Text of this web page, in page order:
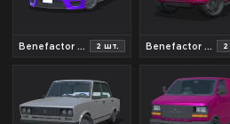
Benefactor Schwarzer 2 шт. Benefactor Dubsta №2 2